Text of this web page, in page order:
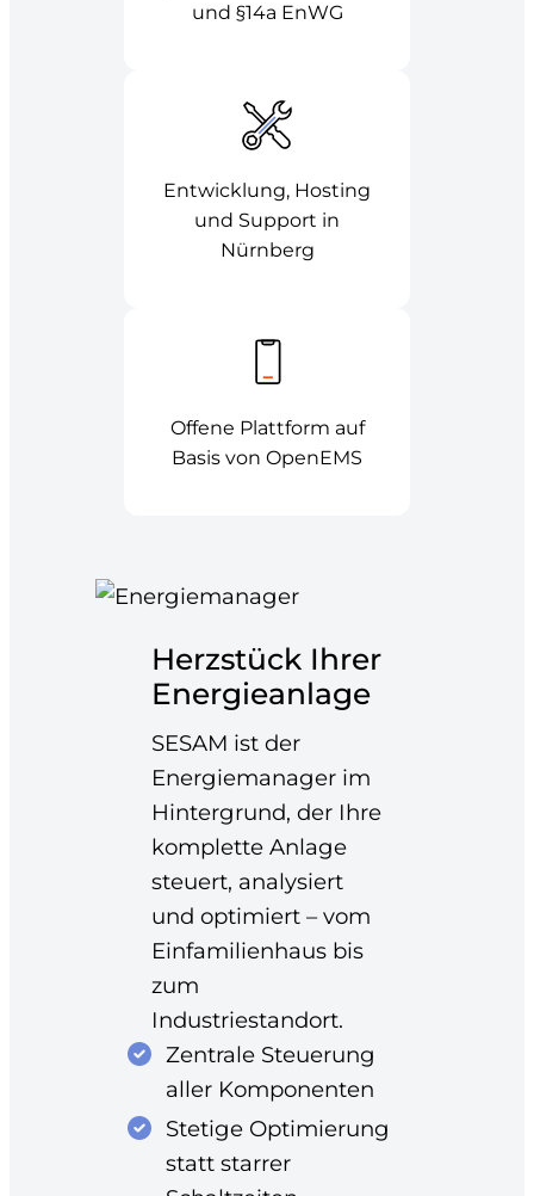
und §14a EnWG
Entwicklung, Hosting
und Support in
Nürnberg
Offene Plattform auf
Basis von OpenEMS
Herzstück Ihrer
Energieanlage
SESAM ist der
Energiemanager im
Hintergrund, der Ihre
komplette Anlage
steuert, analysiert
und optimiert – vom
Einfamilienhaus bis
zum
Industriestandort.
Zentrale Steuerung
aller Komponenten
Stetige Optimierung
statt starrer